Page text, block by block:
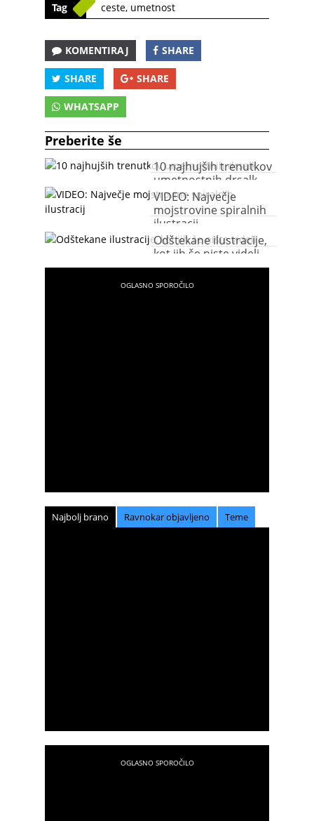
Tag ceste, umetnost
KOMENTIRAJ SHARE
SHARE SHARE
WHATSAPP
Preberite še
10 najhujših trenutkov
umetnostnih drsalk
VIDEO: Največje
mojstrovine spiralnih
ilustracij
Odštekane ilustracije,
kot jih še niste videli
Najbolj brano Ravnokar objavljeno Teme